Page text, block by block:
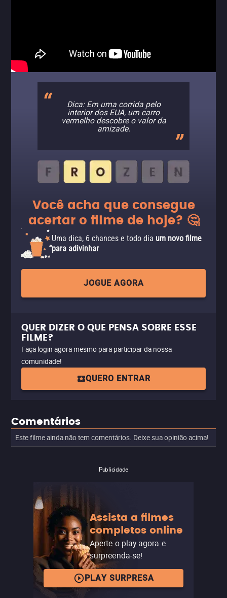
Dica: Em uma corrida pelo
interior dos EUA, um carro
vermelho descobre o valor da
amizade.
Você acha que consegue
acertar o filme de hoje? 🤔
Uma dica, 6 chances e todo dia um novo filme
para adivinhar
JOGUE AGORA
QUER DIZER O QUE PENSA SOBRE ESSE
FILME?
Faça login agora mesmo para participar da nossa
comunidade!
QUERO ENTRAR
Comentários
Este filme ainda não tem comentários. Deixe sua opinião acima!
Publicidade
Assista a filmes
completos online
Aperte o play agora e
surpreenda-se!
PLAY SURPRESA